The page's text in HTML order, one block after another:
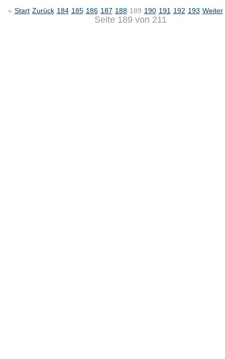
« Start Zurück 184 185 186 187 188 189 190 191 192 193 Weiter
Seite 189 von 211